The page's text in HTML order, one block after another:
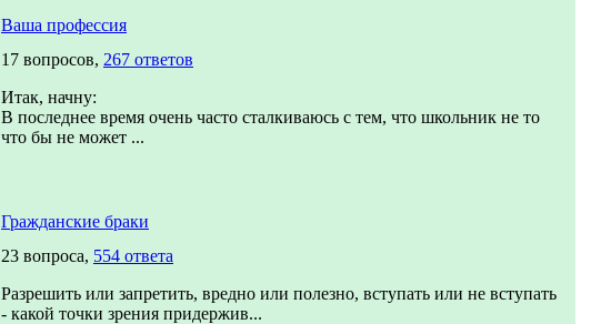
Ваша профессия
17 вопросов, 267 ответов
Итак, начну:
В последнее время очень часто сталкиваюсь с тем, что школьник не то
что бы не может ...
Гражданские браки
23 вопроса, 554 ответа
Разрешить или запретить, вредно или полезно, вступать или не вступать
- какой точки зрения придержив...